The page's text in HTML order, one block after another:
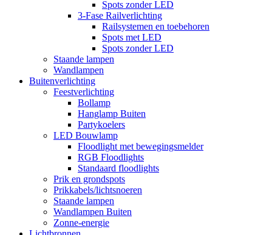
Spots zonder LED
3-Fase Railverlichting
Railsystemen en toebehoren
Spots met LED
Spots zonder LED
Staande lampen
Wandlampen
Buitenverlichting
Feestverlichting
Bollamp
Hanglamp Buiten
Partykoelers
LED Bouwlamp
Floodlight met bewegingsmelder
RGB Floodlights
Standaard floodlights
Prik en grondspots
Prikkabels/lichtsnoeren
Staande lampen
Wandlampen Buiten
Zonne-energie